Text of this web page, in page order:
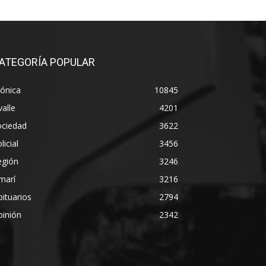
POPULAR
10845
4201
3622
3456
3246
3216
2794
2342